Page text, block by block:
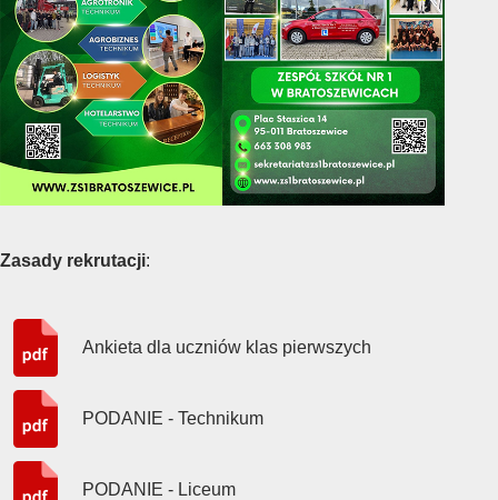
Zasady rekrutacji:
Ankieta dla uczniów klas pierwszych
PODANIE - Technikum
PODANIE - Liceum